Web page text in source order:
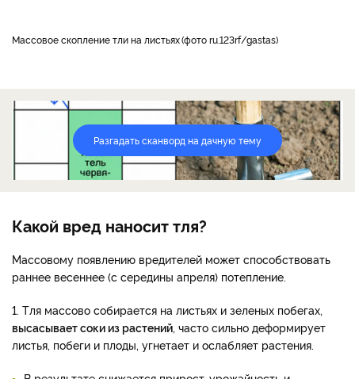
Массовое скопление тли на листьях фото ru.123rf/gastas
Разгадать сканворд на дачную тему
Какой вред наносит тля?
Массовому появлению вредителей может способствовать
раннее весеннее (с середины апреля) потепление.
1. Тля массово собирается на листьях и зеленых побегах,
высасывает соки из растений , часто сильно деформирует
листья, побеги и плоды, угнетает и ослабляет растения.